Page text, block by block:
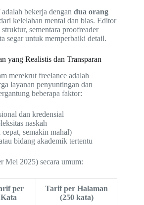
bekerja dengan dua orang
kelelahan mental dan bias. Editor
sementara proofreader
segar untuk memperbaiki detail.
yang Realistis dan Transparan
merekrut freelance adalah
layanan penyuntingan dan
beberapa faktor:
dan kredensial
naskah
semakin mahal)
bidang akademik tertentu
Mei 2025) secara umum:
per
Kata
Tarif per Halaman
(250 kata)